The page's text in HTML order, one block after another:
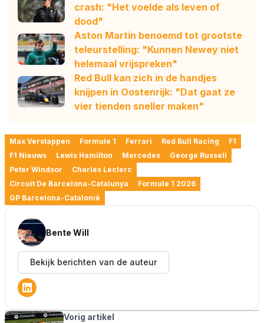
crash: "Het voelde als leven of
dood"
Aston Martin benoemd tot grootste
teleurstelling: "Kunnen Newey niet
helemaal vrijspreken"
Red Bull kan zich in de handjes
knijpen in Oostenrijk: "Dat gaat ze
vier tienden sneller maken"
Max Verstappen Formule 1 Ferrari Red Bull Racing
F1
F1 Nieuws
Lewis Hamilton Mercedes
George Russell
Peter Windsor
Charles Leclerc
Circuit De Barcelona-Catalunya
Formule 1 2026
GP Barcelona-Catalonië
Bente Will
Bekijk berichten van de auteur
Vorig artikel